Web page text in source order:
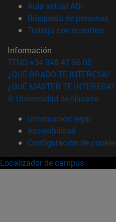
Aula virtual ADI
Búsqueda de personas
Trabaja con nosotros
Información
TFNO +34 948 42 56 00
¿QUÉ GRADO TE INTERESA?
¿QUÉ MÁSTER TE INTERESA?
© Universidad de Navarra
Información legal
Accesibilidad
Configuración de
Localizador de campus